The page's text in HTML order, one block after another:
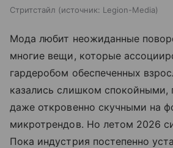
Стритстайл источник: Legion-Media
Мода любит неожиданные
многие вещи, которые
гардеробом обеспеченных
казались слишком спокойными,
даже откровенно скучными на
микротрендов. Но летом 2026
Пока индустрия постепенно